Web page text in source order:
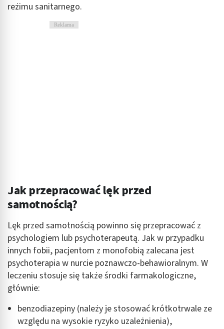
reżimu sanitarnego.
Reklama
Jak przepracować lęk przed
samotnością?
Lęk przed samotnością powinno się przepracować z
psychologiem lub psychoterapeutą. Jak w przypadku
innych fobii, pacjentom z monofobią zalecana jest
psychoterapia w nurcie poznawczo-behawioralnym. W
leczeniu stosuje się także środki farmakologiczne,
głównie:
benzodiazepiny (należy je stosować krótkotrwale ze
względu na wysokie ryzyko uzależnienia),